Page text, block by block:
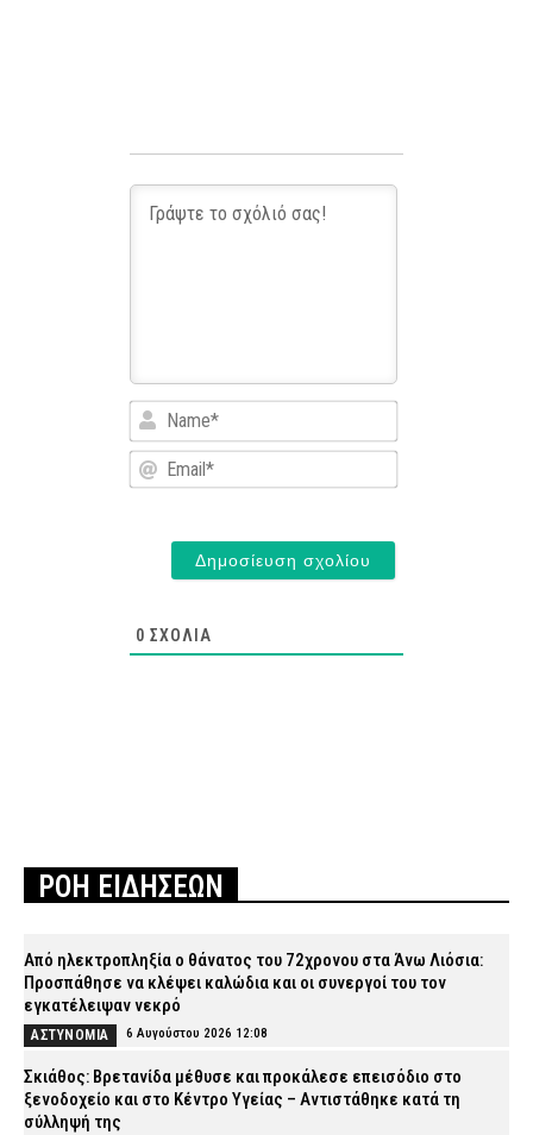
Name*
Email*
0 ΣΧΌΛΙΑ
ΡΟΗ ΕΙΔΗΣΕΩΝ
Από ηλεκτροπληξία ο θάνατος του 72χρονου στα Άνω Λιόσια:
Προσπάθησε να κλέψει καλώδια και οι συνεργοί του τον
εγκατέλειψαν νεκρό
ΑΣΤΥΝΟΜΙΑ 6 Αυγούστου 2026 12:08
Σκιάθος: Βρετανίδα μέθυσε και προκάλεσε επεισόδιο στο
ξενοδοχείο και στο Κέντρο Υγείας – Αντιστάθηκε κατά τη
σύλληψή της